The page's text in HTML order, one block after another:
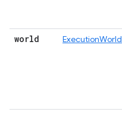
world ExecutionWorld